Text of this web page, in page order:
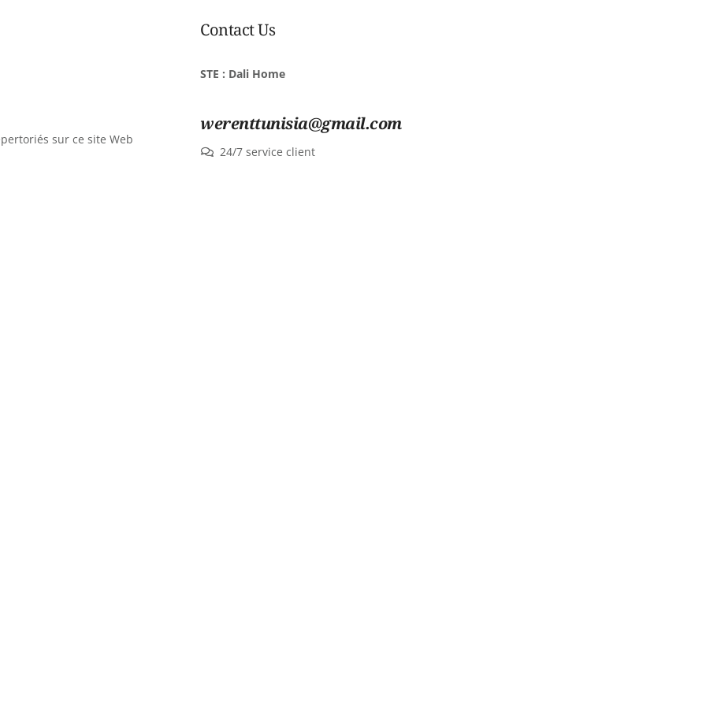
sur ce site Web
Contact Us
STE : Dali Home
werenttunisia@gmail.com
24/7 service client